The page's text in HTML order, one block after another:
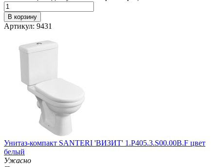
В корзину
Артикул: 9431
Унитаз-компакт SANTERI 'ВИЗИТ' 1.P405.3.S00.00B.F цвет
белый
Ужасно